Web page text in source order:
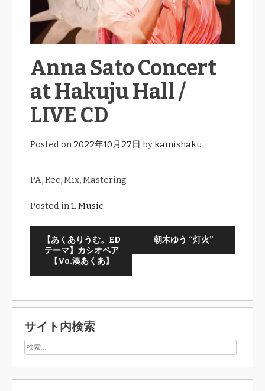
Anna Sato Concert
at Hakuju Hall /
LIVE CD
Posted on2022年10月27日 bykamishaku
PA, Rec, Mix, Mastering
Posted in1. Music
【あくありうむ。ED
テーマ】カシオペア
【Vo.湊あくあ】
朝木ゆう “灯火”
サイト内検索